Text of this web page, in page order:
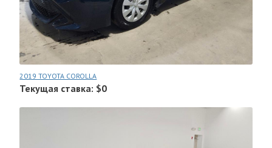
2019 TOYOTA COROLLA
Текущая ставка: $0